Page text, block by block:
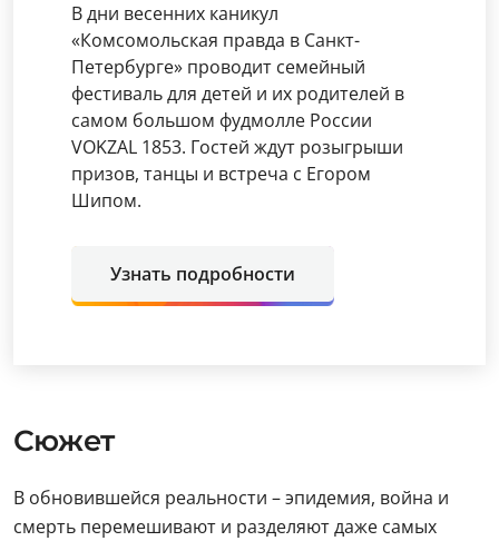
В дни весенних каникул
«Комсомольская правда в Санкт-
Петербурге» проводит семейный
фестиваль для детей и их родителей в
самом большом фудмолле России
VOKZAL 1853. Гостей ждут розыгрыши
призов, танцы и встреча с Егором
Шипом.
Узнать подробности
Сюжет
В обновившейся реальности – эпидемия, война и
смерть перемешивают и разделяют даже самых